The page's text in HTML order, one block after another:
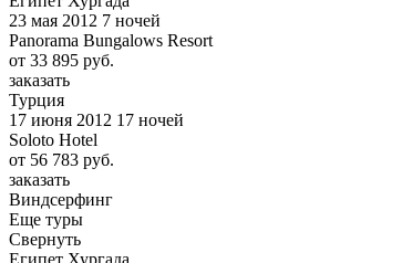
23 мая 2012 7 ночей
Panorama Bungalows Resort
от 33 895 руб.
заказать
Турция
17 июня 2012 17 ночей
Soloto Hotel
от 56 783 руб.
заказать
Виндсерфинг
Еще туры
Свернуть
Египет Хургада